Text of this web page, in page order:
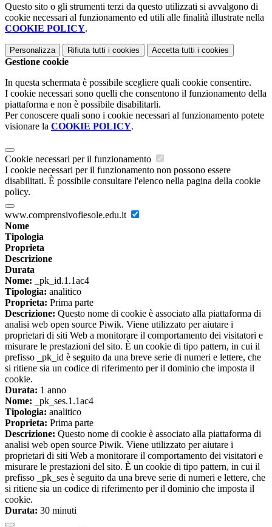
Questo sito o gli strumenti terzi da questo utilizzati si avvalgono di
cookie necessari al funzionamento ed utili alle finalità illustrate nella
COOKIE POLICY.
Personalizza Rifiuta tutti i cookies Accetta tutti i cookies
Gestione cookie
In questa schermata è possibile scegliere quali cookie consentire.
I cookie necessari sono quelli che consentono il funzionamento della
piattaforma e non è possibile disabilitarli.
Per conoscere quali sono i cookie necessari al funzionamento potete
visionare la COOKIE POLICY.
Cookie necessari per il funzionamento
I cookie necessari per il funzionamento non possono essere
disabilitati. È possibile consultare l'elenco nella pagina della cookie
policy.
www.comprensivofiesole.edu.it
Nome
Tipologia
Proprieta
Descrizione
Durata
Nome: _pk_id.1.1ac4
Tipologia: analitico
Proprieta: Prima parte
Descrizione: Questo nome di cookie è associato alla piattaforma di
analisi web open source Piwik. Viene utilizzato per aiutare i
proprietari di siti Web a monitorare il comportamento dei visitatori e
misurare le prestazioni del sito. È un cookie di tipo pattern, in cui il
prefisso _pk_id è seguito da una breve serie di numeri e lettere, che
si ritiene sia un codice di riferimento per il dominio che imposta il
cookie.
Durata: 1 anno
Nome: _pk_ses.1.1ac4
Tipologia: analitico
Proprieta: Prima parte
Descrizione: Questo nome di cookie è associato alla piattaforma di
analisi web open source Piwik. Viene utilizzato per aiutare i
proprietari di siti Web a monitorare il comportamento dei visitatori e
misurare le prestazioni del sito. È un cookie di tipo pattern, in cui il
prefisso _pk_ses è seguito da una breve serie di numeri e lettere, che
si ritiene sia un codice di riferimento per il dominio che imposta il
cookie.
Durata: 30 minuti